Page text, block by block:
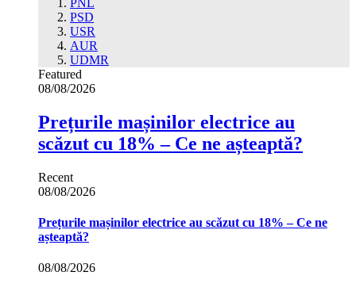
PNL
PSD
USR
AUR
UDMR
Featured
08/08/2026
Prețurile mașinilor electrice au
scăzut cu 18% – Ce ne așteaptă?
Recent
08/08/2026
Prețurile mașinilor electrice au scăzut cu 18% – Ce ne
așteaptă?
08/08/2026